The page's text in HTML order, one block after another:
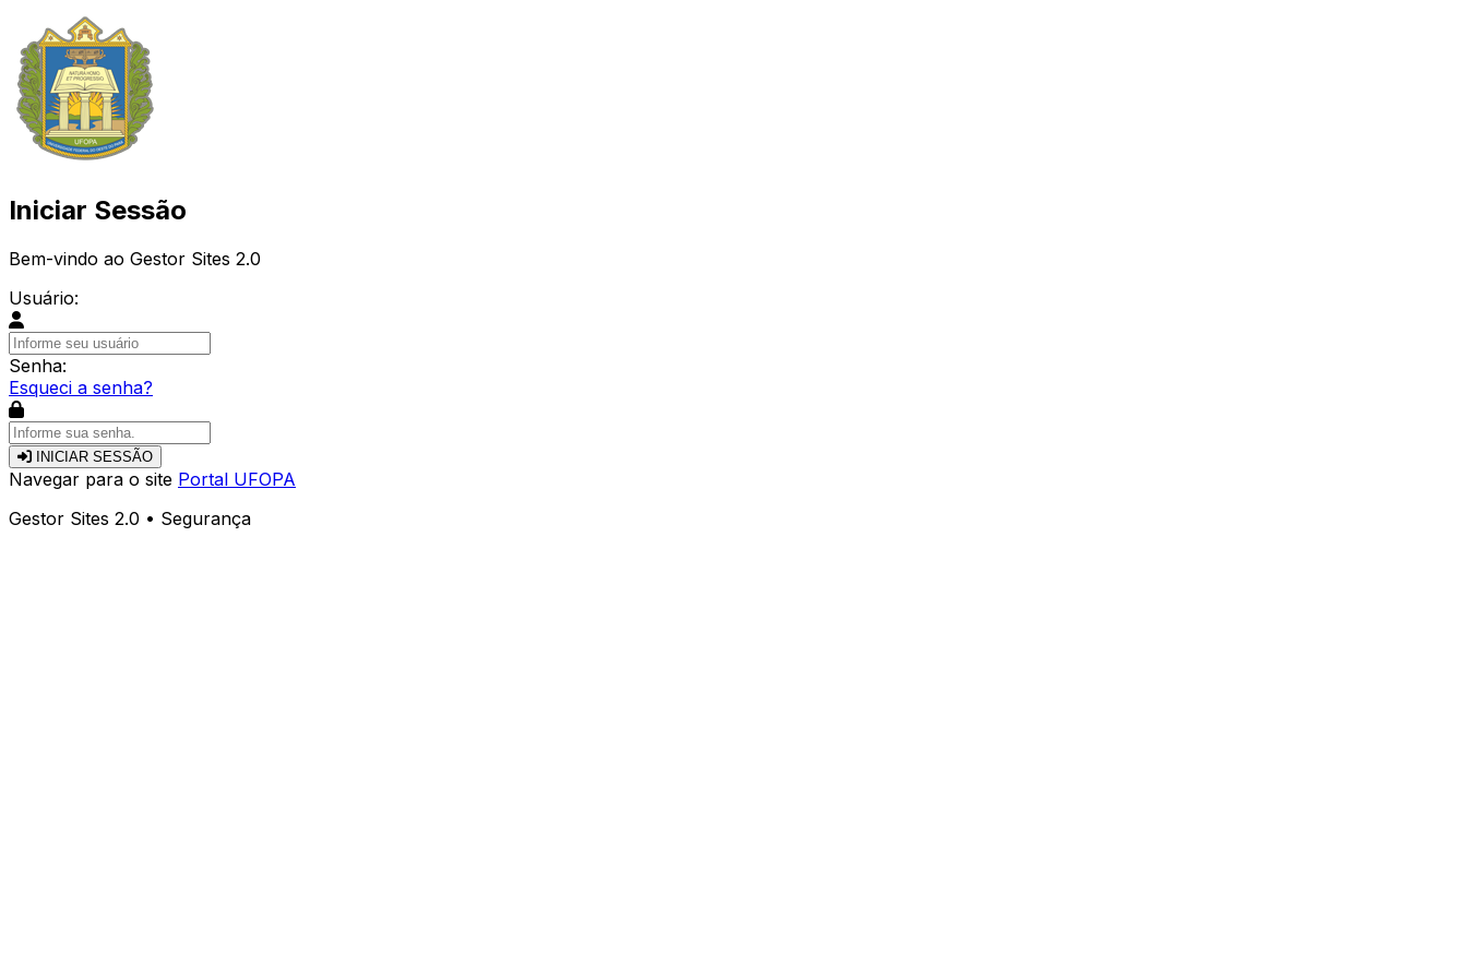
Iniciar Sessão
Bem-vindo ao Gestor Sites 2.0
Usuário:
Senha:
Esqueci a senha?
INICIAR SESSÃO
Navegar para o site Portal UFOPA
Gestor Sites 2.0 • Segurança